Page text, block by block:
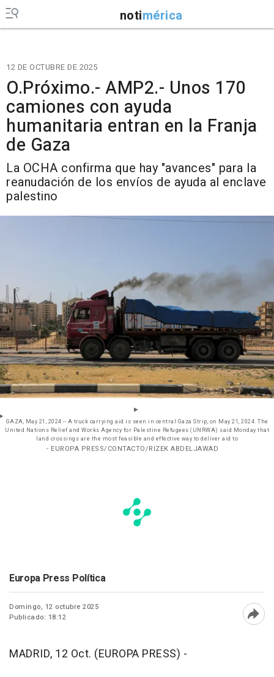
notimérica
12 DE OCTUBRE DE 2025
O.Próximo.- AMP2.- Unos 170
camiones con ayuda
humanitaria entran en la Franja
de Gaza
La OCHA confirma que hay "avances" para la
reanudación de los envíos de ayuda al enclave
palestino
GAZA, May 21, 2024 -- A truck carrying aid is seen in central Gaza Strip, on May 21, 2024. The
United Nations Relief and Works Agency for Palestine Refugees (UNRWA) said Monday that
land crossings are the most feasible and effective way to deliver aid to
- EUROPA PRESS/CONTACTO/RIZEK ABDELJAWAD
Europa Press Política
Domingo, 12 octubre 2025
Publicado: 18:12
MADRID, 12 Oct. (EUROPA PRESS) -